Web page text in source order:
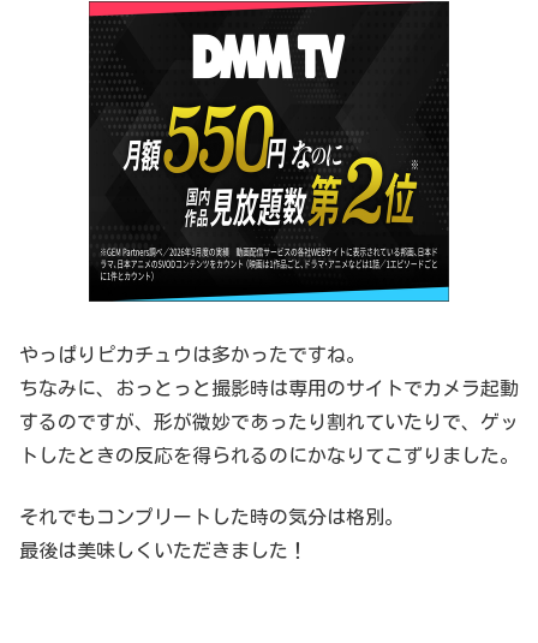
やっぱりピカチュウは多かったですね。
ちなみに、おっとっと撮影時は専用のサイトでカメラ起動
するのですが、形が微妙であったり割れていたりで、ゲッ
トしたときの反応を得られるのにかなりてこずりました。
それでもコンプリートした時の気分は格別。
最後は美味しくいただきました！